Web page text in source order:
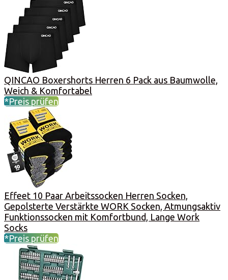
QINCAO Boxershorts Herren 6 Pack aus Baumwolle,
Weich & Komfortabel
*Preis prüfen
Effeet 10 Paar Arbeitssocken Herren Socken,
Gepolsterte Verstärkte WORK Socken, Atmungsaktiv
Funktionssocken mit Komfortbund, Lange Work
Socks
*Preis prüfen